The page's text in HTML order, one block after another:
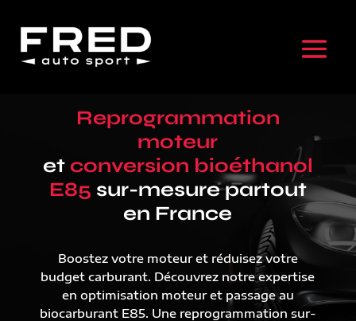
Reprogrammation
moteur
et conversion bioéthanol
E85 sur-mesure partout
en France
Boostez votre moteur et réduisez votre
budget carburant. Découvrez notre expertise
en optimisation moteur et passage au
biocarburant E85. Une reprogrammation sur-